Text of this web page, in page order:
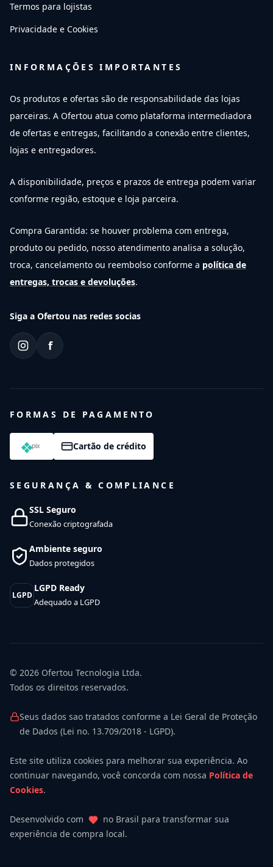
Termos para lojistas
Privacidade e Cookies
INFORMAÇÕES IMPORTANTES
Os produtos e ofertas são de responsabilidade das lojas
parceiras. A Ofertou atua como plataforma intermediadora
de ofertas e entregas, facilitando a conexão entre clientes,
lojas e entregadores.
A disponibilidade, preços e prazos de entrega podem variar
conforme região, estoque e loja parceira.
Compra Garantida: se houver problema com entrega,
produto ou pedido, nosso atendimento analisa a solução,
troca, cancelamento ou reembolso conforme a política de
entregas, trocas e devoluções.
Siga a Ofertou nas redes socias
f
FORMAS DE PAGAMENTO
Cartão de crédito
SEGURANÇA & COMPLIANCE
SSL Seguro
Conexão criptografada
Ambiente seguro
Dados protegidos
LGPD
LGPD Ready
Adequado a LGPD
© 2026 Ofertou Tecnologia Ltda.
Todos os direitos reservados.
Seus dados sao tratados conforme a Lei Geral de Proteção
de Dados (Lei no. 13.709/2018 - LGPD).
Este site utiliza cookies para melhorar sua experiência. Ao
continuar navegando, você concorda com nossa Política de
Cookies.
Desenvolvido com
no Brasil para transformar sua
experiência de compra local.